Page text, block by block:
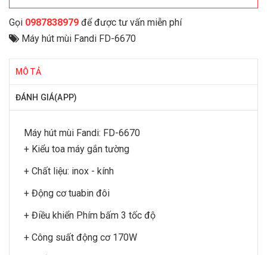
Gọi 0987838979 để được tư vấn miễn phí
Máy hút mùi Fandi FD-6670
MÔ TẢ
ĐÁNH GIÁ(APP)
Máy hút mùi Fandi: FD-6670
+ Kiểu toa máy gắn tường
+ Chất liệu: inox - kính
+ Động cơ tuabin đôi
+ Điều khiển Phím bấm 3 tốc độ
+ Công suất động cơ 170W